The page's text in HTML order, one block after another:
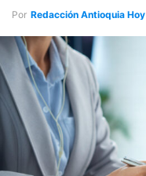
Por Redacción Antioquia Hoy